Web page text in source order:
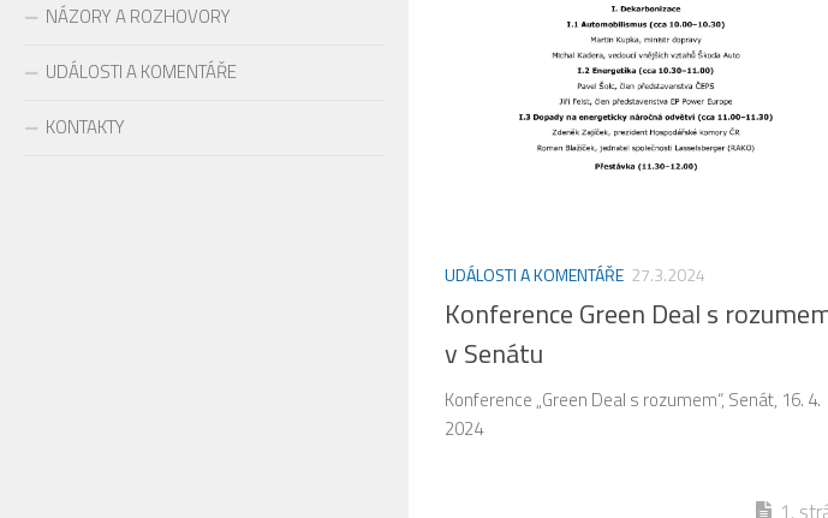
UDÁLOSTI A KOMENTÁŘE 27.3.2024
Konference Green Deal s
v Senátu
Konference „Green Deal s rozumem“, Senát, 16. 4.
2024
NÁZORY A ROZHOVORY
UDÁLOSTI A KOMENTÁŘE
KONTAKTY